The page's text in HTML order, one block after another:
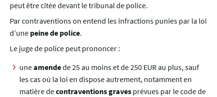
peut être citée devant le tribunal de police.
Par contraventions on entend les infractions punies par la loi
d’une peine de police.
Le juge de police peut prononcer :
uneamendede 25 au moins et de 250 EUR au plus, sauf
les cas où la loi en dispose autrement, notamment en
matière decontraventions graves prévues par le code de